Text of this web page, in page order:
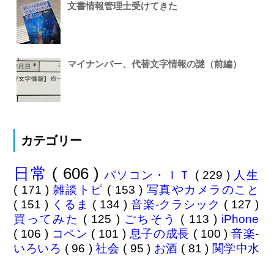
文書情報管理士受けてきた
マイナンバー、代替文字情報の謎（前編）
カテゴリー
日常 ( 606 )パソコン・ＩＴ ( 229 ) 人生
( 171 ) 雑談トピ ( 153 ) 写真やカメラのこと
( 151 ) くるま ( 134 ) 音楽-クラシック ( 127 )
買ってみた ( 125 ) ごちそう ( 113 ) iPhone
( 106 ) コペン ( 101 ) 息子の成長 ( 100 )音楽-
いろいろ ( 96 )社会 ( 95 ) お酒 ( 81 ) 関学中水